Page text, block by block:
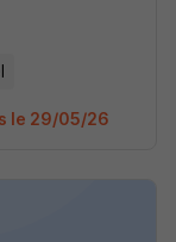
le 29/05/26